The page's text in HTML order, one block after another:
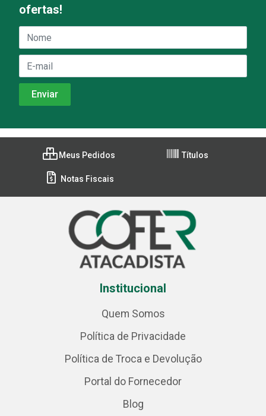
ofertas!
Meus Pedidos Títulos
Notas Fiscais
Institucional
Quem Somos
Política de Privacidade
Política de Troca e Devolução
Portal do Fornecedor
Blog